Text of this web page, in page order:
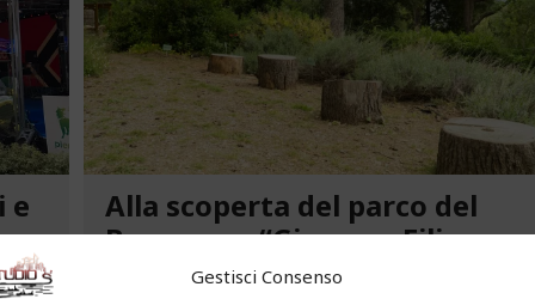
Gestisci Consenso
e
Alla scoperta del parco del
Benessere “Giacomo Filippo
Novaro” a Costarainera